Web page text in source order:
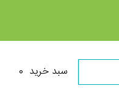
سبد خرید 0